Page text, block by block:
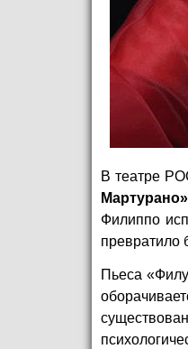
В театре
Мартурано»
Филиппо
превратило
Пьеса